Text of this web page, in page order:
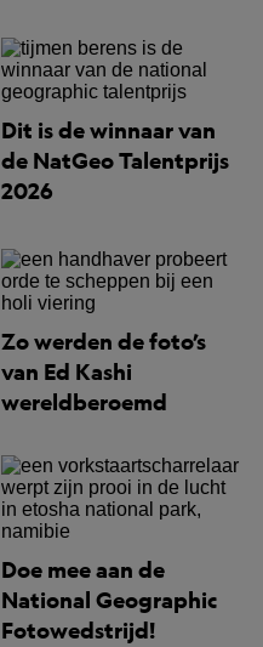
Dit is de winnaar van
de NatGeo Talentprijs
2026
Zo werden de foto’s
van Ed Kashi
wereldberoemd
Doe mee aan de
National Geographic
Fotowedstrijd!